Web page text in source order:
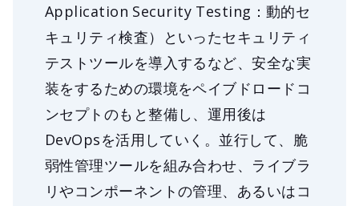
Application Security Testing：動的セ
キュリティ検査）といったセキュリティ
テストツールを導入するなど、安全な実
装をするための環境をペイブドロードコ
ンセプトのもと整備し、運用後は
DevOpsを活用していく。並行して、脆
弱性管理ツールを組み合わせ、ライブラ
リやコンポーネントの管理、あるいはコ